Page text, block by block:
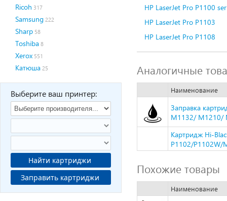
Ricoh 317
Samsung 222
Sharp 58
Toshiba 8
Xerox 551
Катюша 25
Выберите ваш принтер:
Найти картриджи
Заправить картриджи
HP LaserJet Pro P1100 ser
HP LaserJet Pro P1103
HP LaserJet Pro P1108
Аналогичные
Наименование
Заправка
M1132/ M1210/
Картридж Hi-
P1102/P1102W/
Похожие товары
Наименование